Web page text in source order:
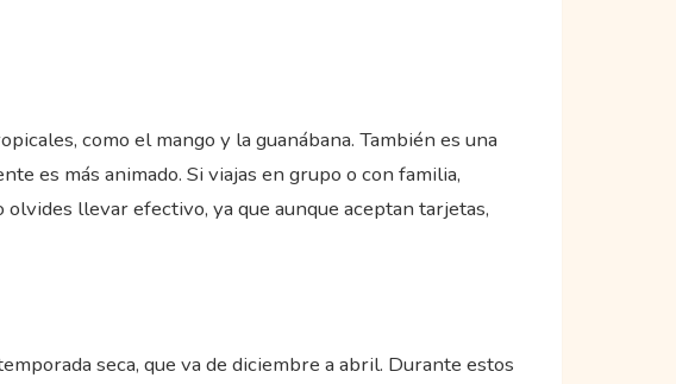
como el mango y la guanábana. También es una
es más animado. Si viajas en grupo o con familia,
llevar efectivo, ya que aunque aceptan tarjetas,
seca, que va de diciembre a abril. Durante estos